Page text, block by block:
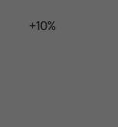
+10%